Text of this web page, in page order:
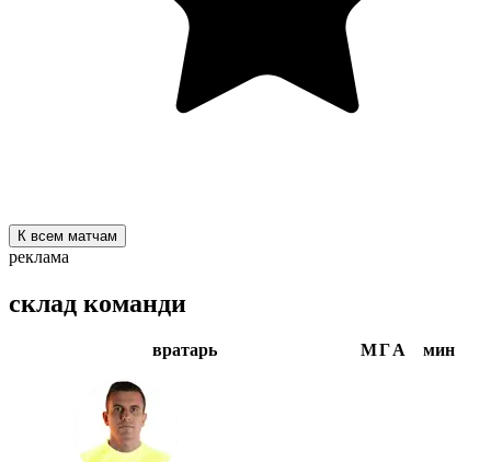
К всем матчам
реклама
склад команди
вратарь МГА мин